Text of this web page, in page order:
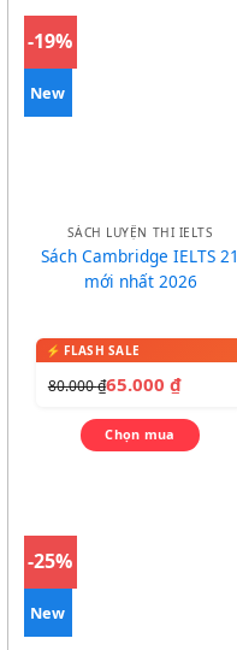
-19%
New
SÁCH LUYỆN THI IELTS
Sách Cambridge IELTS 21
mới nhất 2026
80.000₫65.000 ₫
Chọn mua
-25%
New